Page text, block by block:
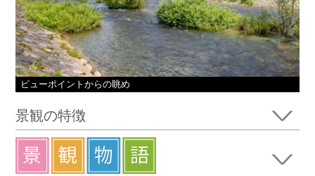
見る
Instagramフォトイベント
Promotion Movie
学ぶ
広告景観コンテスト
景観探険まちあるき
景観出前授業
つなぐ
サポーター感謝状
ファンクラブ
ビューポイントからの眺め
景観の特徴